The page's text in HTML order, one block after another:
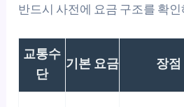
반드시 사전에 요금 구조를 확
교통수
단
기본 요금 장점